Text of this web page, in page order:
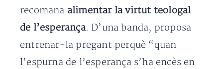
recomana alimentar la virtut teologal
de l’esperança. D’una banda, proposa
entrenar-la pregant perquè “quan
l’espurna de l’esperança s’ha encès en